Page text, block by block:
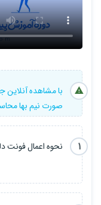
با مشاهده آنلاین
صورت نیم بها
1
نحوه اعمال فونت